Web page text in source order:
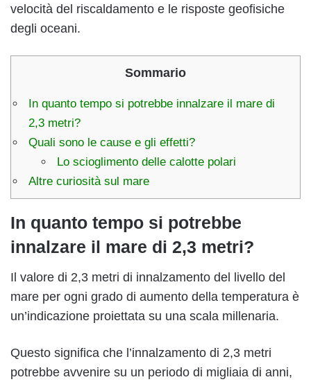
velocità del riscaldamento e le risposte geofisiche
degli oceani.
Sommario
In quanto tempo si potrebbe innalzare il mare di
2,3 metri?
Quali sono le cause e gli effetti?
Lo scioglimento delle calotte polari
Altre curiosità sul mare
In quanto tempo si potrebbe
innalzare il mare di 2,3 metri?
Il valore di 2,3 metri di innalzamento del livello del
mare per ogni grado di aumento della temperatura è
un’indicazione proiettata su una scala millenaria.
Questo significa che l’innalzamento di 2,3 metri
potrebbe avvenire su un periodo di migliaia di anni,